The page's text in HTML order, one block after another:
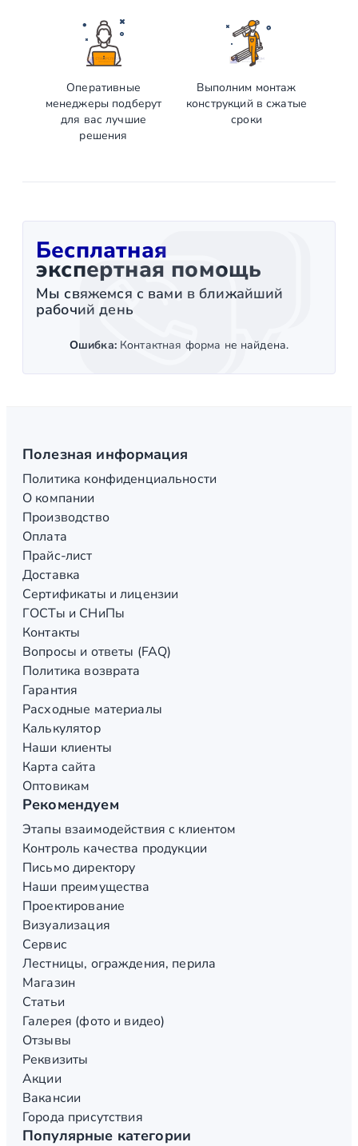
Оперативные
менеджеры подберут
для вас лучшие
решения
Выполним монтаж
конструкций в сжатые
сроки
Бесплатная
экспертная помощь
Мы свяжемся с вами в ближайший
рабочий день
Ошибка:Контактная форма не найдена.
Полезная информация
Политика конфиденциальности
О компании
Производство
Оплата
Прайс-лист
Доставка
Сертификаты и лицензии
ГОСТы и СНиПы
Контакты
Вопросы и ответы (FAQ)
Политика возврата
Гарантия
Расходные материалы
Калькулятор
Наши клиенты
Карта сайта
Оптовикам
Рекомендуем
Этапы взаимодействия с клиентом
Контроль качества продукции
Письмо директору
Наши преимущества
Проектирование
Визуализация
Сервис
Лестницы, ограждения, перила
Магазин
Статьи
Галерея (фото и видео)
Отзывы
Реквизиты
Акции
Вакансии
Города присутствия
Популярные категории